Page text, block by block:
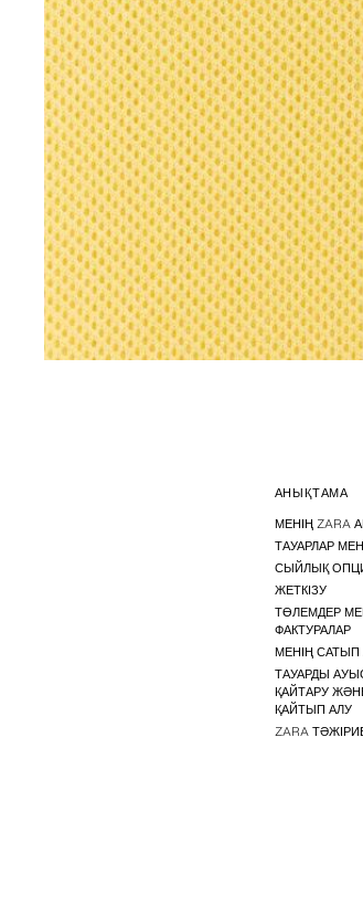
АНЫҚТАМА
МЕНІҢ ZARA
ТАУАРЛАР
СЫЙЛЫҚ
ЖЕТКІЗУ
ТӨЛЕМДЕР
ФАКТУРАЛАР
МЕНІҢ
ТАУАРДЫ
ҚАЙТАРУ
ҚАЙТЫП АЛУ
ZARA